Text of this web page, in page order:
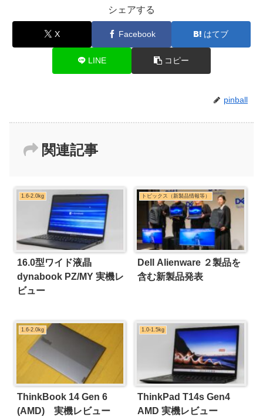
シェアする
X Facebook はてブ
LINE コピー
pinball
関連記事
1.6-2.0kg
16.0型ワイド液晶
dynabook PZ/MY 実機レ
ビュー
トピックス（新製品情報等）
Dell Alienware ２製品を
含む新製品発表
1.6-2.0kg
ThinkBook 14 Gen 6
(AMD) 実機レビュー
1.0-1.5kg
ThinkPad T14s Gen4
AMD 実機レビュー